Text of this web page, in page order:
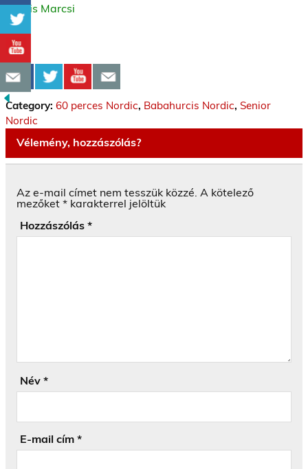
Kocsis Marcsi
Category: 60 perces Nordic, Babahurcis Nordic, Senior
Nordic
Vélemény, hozzászólás?
Az e-mail címet nem tesszük közzé. A kötelező
mezőket * karakterrel jelöltük
Hozzászólás *
Név *
E-mail cím *